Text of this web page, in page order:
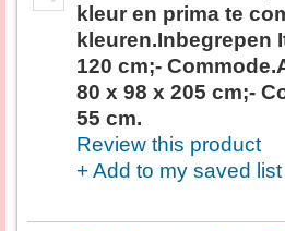
kleur en prima te
kleuren.Inbegrepen
120 cm;-
80 x 98 x 205 cm;-
55 cm.
Review this product
+ Add to my saved list